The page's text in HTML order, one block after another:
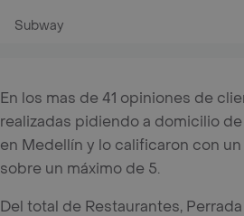
Subway
En los mas de 41 opiniones de
realizadas pidiendo a domicilio
en Medellín y lo calificaron con
sobre un máximo de 5.
Del total de Restaurantes,